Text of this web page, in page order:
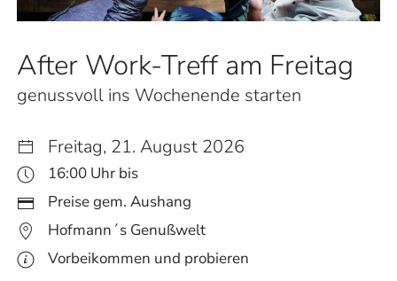
After Work-Treff am Freitag
genussvoll ins Wochenende starten
Freitag, 21. August 2026
16:00 Uhr bis
Preise gem. Aushang
Hofmann´s Genußwelt
Vorbeikommen und probieren